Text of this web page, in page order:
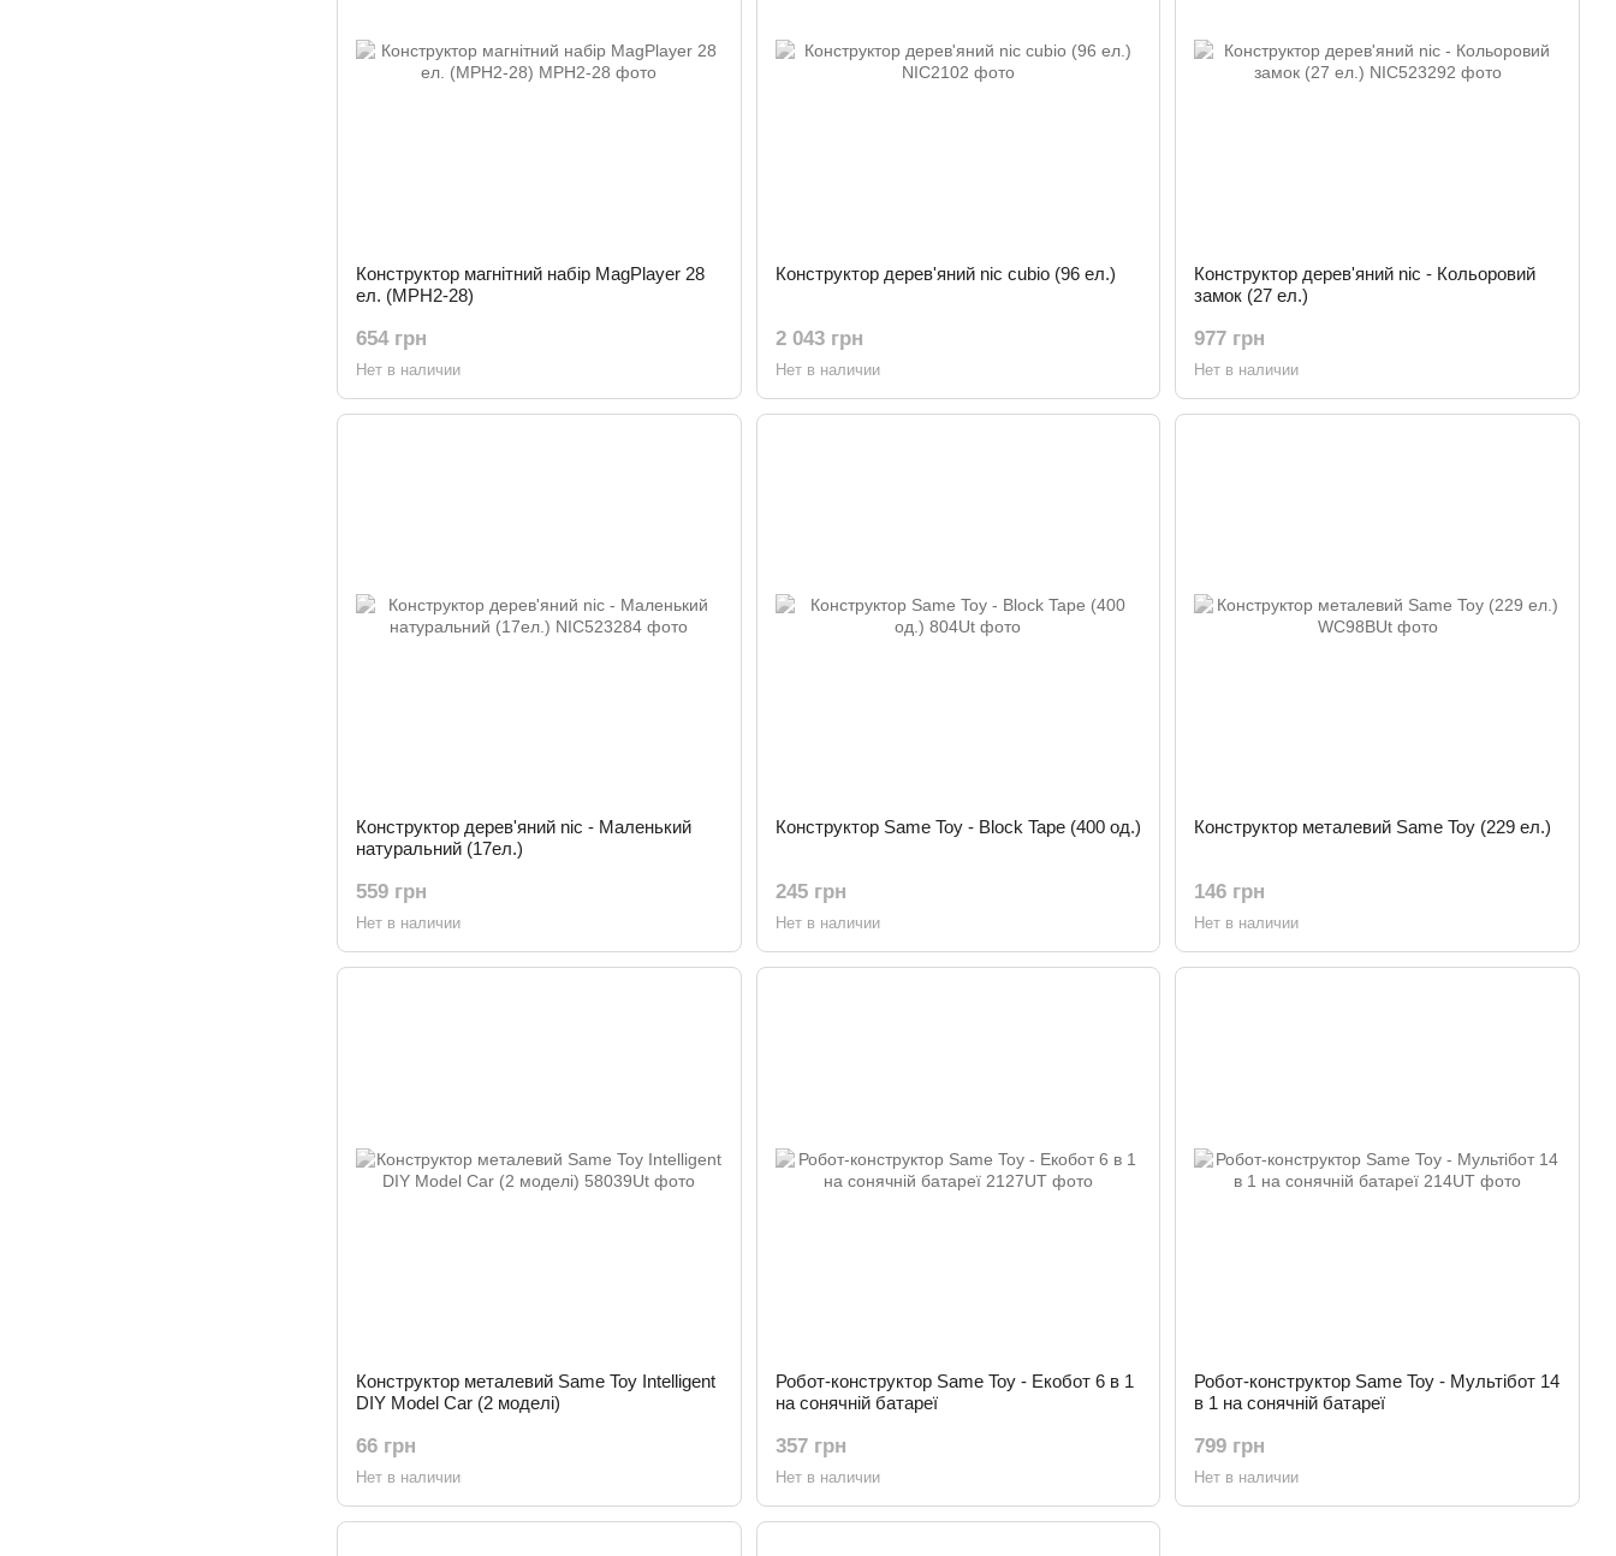
Конструктор магнітний набір MagPlayer 28
ел. (MPH2-28)
654 грн
Нет в наличии
Конструктор дерев'яний nic cubio (96 ел.)
2 043 грн
Нет в наличии
Конструктор дерев'яний nic - Кольоровий
замок (27 ел.)
977 грн
Нет в наличии
Конструктор дерев'яний nic - Маленький
натуральний (17ел.)
559 грн
Нет в наличии
Конструктор Same Toy - Block Tape (400 од.)
245 грн
Нет в наличии
Конструктор металевий Same Toy (229 ел.)
146 грн
Нет в наличии
Конструктор металевий Same Toy Intelligent
DIY Model Car (2 моделі)
66 грн
Нет в наличии
Робот-конструктор Same Toy - Екобот 6 в 1
на сонячній батареї
357 грн
Нет в наличии
Робот-конструктор Same Toy - Мультібот 14
в 1 на сонячній батареї
799 грн
Нет в наличии